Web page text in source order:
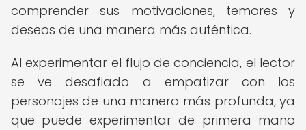
comprender sus motivaciones, temores y
deseos de una manera más auténtica.
Al experimentar el flujo de conciencia, el lector
se ve desafiado a empatizar con los
personajes de una manera más profunda, ya
que puede experimentar de primera mano